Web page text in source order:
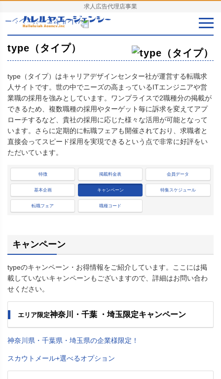
求人広告代理店事業
type（タイプ）
type（タイプ）はキャリアデザインセンター社が運営する転職求
人サイトです。世の中でニーズの高まっているITエンジニアや営
業職の採用を強みとしています。ワンプライスで2職種分の掲載が
できるため、複数職種の採用やターゲット毎に訴求を変えてアプ
ローチするなど、貴社の採用に応じた様々な活用が可能となって
います。さらに定期的に転職フェアも開催されており、求職者と
直接会ってスピード採用を実現できるという点で非常に好評をい
ただいています。
特徴 掲載料金表 会員データ
基本企画 キャンペーン 特集スケジュール
転職フェア 職種コード
キャンペーン
typeのキャンペーン・お得情報をご紹介しています。ここには掲
載していないキャンペーンもございますので、詳細はお問い合わ
せください。
エリア限定神奈川・千葉 ・埼玉限定キャンペーン
神奈川県・千葉県・埼玉県の企業様限定！
スカウトメール+選べるオプション